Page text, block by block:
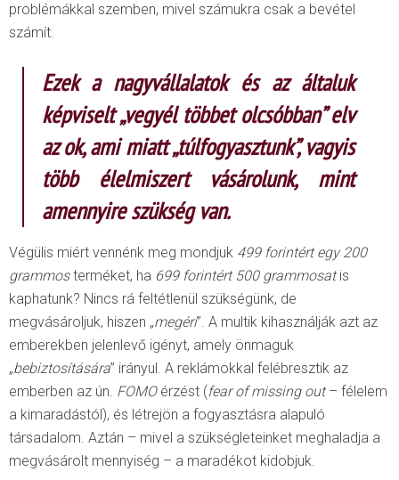
problémákkal szemben, mivel számukra csak a bevétel
számít.
Ezek a nagyvállalatok és az általuk
képviselt „vegyél többet olcsóbban” elv
az ok, ami miatt „túlfogyasztunk”, vagyis
több élelmiszert vásárolunk, mint
amennyire szükség van.
Végülis miért vennénk meg mondjuk 499 forintért egy 200
grammosterméket, ha 699 forintért 500 grammosatis
kaphatunk? Nincs rá feltétlenül szükségünk, de
megvásároljuk, hiszen „megéri”. A multik kihasználják azt az
emberekben jelenlevő igényt, amely önmaguk
„bebiztosítására” irányul. A reklámokkal felébresztik az
emberben az ún. FOMOérzést (fear of missing out– félelem
a kimaradástól), és létrejön a fogyasztásra alapuló
társadalom. Aztán – mivel a szükségleteinket meghaladja a
megvásárolt mennyiség – a maradékot kidobjuk.